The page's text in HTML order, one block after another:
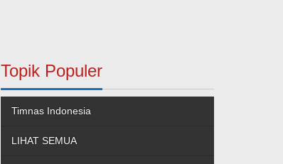
Topik Populer
Timnas Indonesia
LIHAT SEMUA